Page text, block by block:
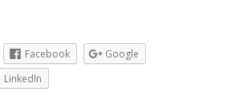
Facebook
Google
LinkedIn